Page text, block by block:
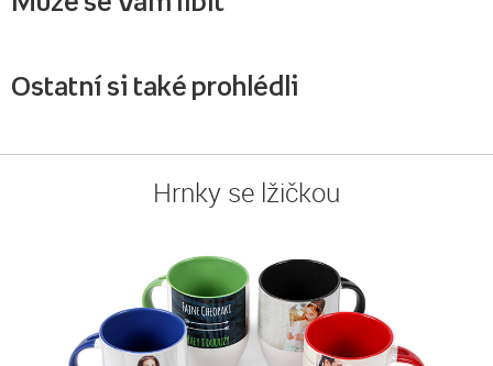
Ostatní si také prohlédli
Hrnky se lžičkou